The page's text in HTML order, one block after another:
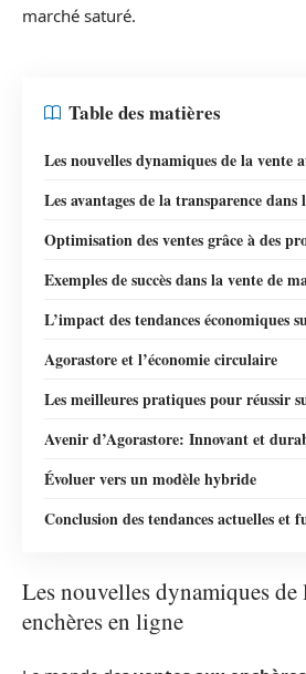
marché saturé.
Table des matières
Les nouvelles dynamiques de la vente
Les avantages de la transparence dans
Optimisation des ventes grâce à des
Exemples de succès dans la vente de
L’impact des tendances économiques
Agorastore et l’économie circulaire
Les meilleures pratiques pour réussir
Avenir d’Agorastore: Innovant et
Évoluer vers un modèle hybride
Conclusion des tendances actuelles et
Les nouvelles dynamiques de
enchères en ligne